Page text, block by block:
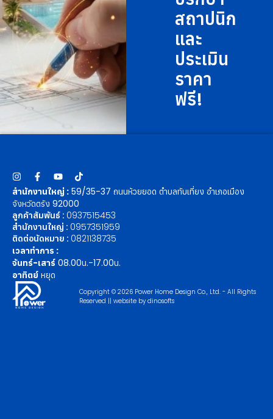
สถาปนิก
และ
ประเมิน
ราคา
ฟรี!
Copyright © 2026 Power Home Design Co., Ltd. - All Rights
Reserved || website bydinosofts
เวลาทำการ :
จันทร์-เสาร์ 08.00น.-17.00น.
อาทิตย์ หยุด
ลูกค้าสัมพันธ์ : 0937515453
สำนักงานใหญ่ : 0957351959
ติดต่อนัดหมาย : 0821138735
สำนักงานใหญ่ : 59/35-37 ถนนห้วยยอด ตำบลทับเที่ยง อำเภอเมือง
จังหวัดตรัง 92000